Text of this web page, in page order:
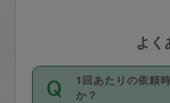
よく
1回あたりの依頼
か？